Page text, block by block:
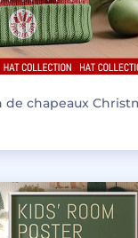
de chapeaux